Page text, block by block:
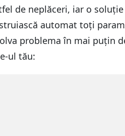
de neplăceri, iar o
automat toți
problema în mai puțin
tău: